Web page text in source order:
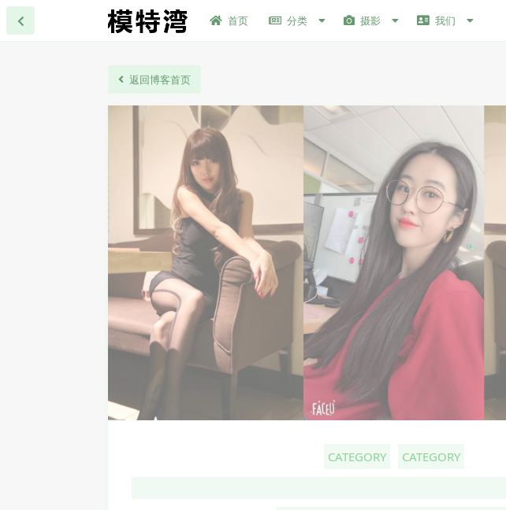
首页 分类 摄影 我们
返回博客首页
CATEGORY CATEGORY